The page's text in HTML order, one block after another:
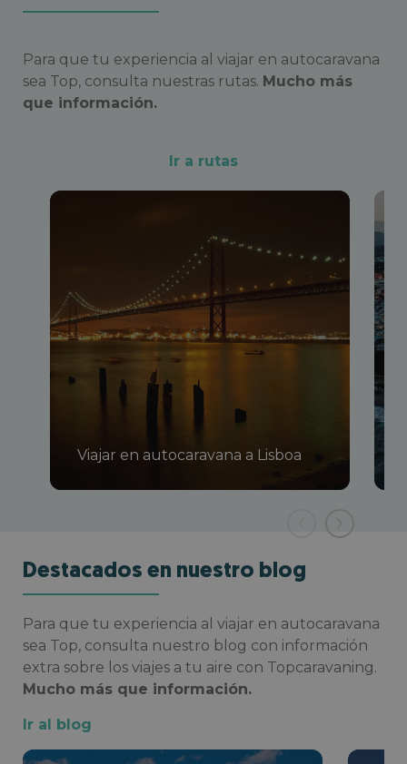
Para que tu experiencia al viajar en autocaravana
sea Top, consulta nuestras rutas. Mucho más
que información.
Ir a rutas
Viajar en autocaravana a Lisboa
Destacados en nuestro blog
Para que tu experiencia al viajar en autocaravana
sea Top, consulta nuestro blog con información
extra sobre los viajes a tu aire con Topcaravaning.
Mucho más que información.
Ir al blog